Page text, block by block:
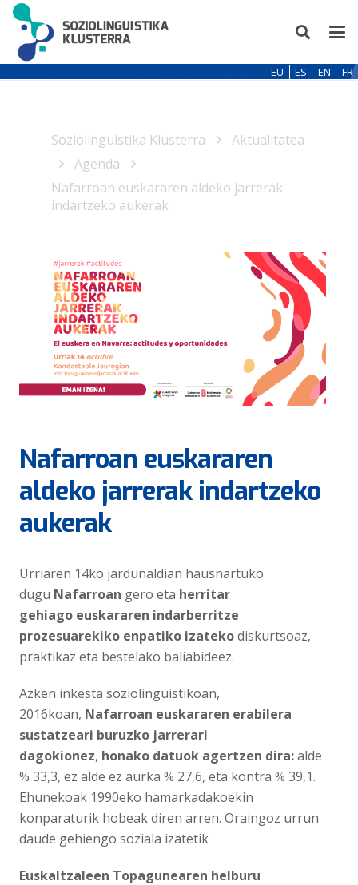
EU ES EN FR
Soziolinguistika Klusterra
Aktualitatea
Agenda
Nafarroan euskararen aldeko jarrerak
indartzeko aukerak
Nafarroan euskararen
aldeko jarrerak indartzeko
aukerak
Urriaren 14ko jardunaldian hausnartuko
dugu Nafarroan gero eta herritar
gehiago euskararen indarberritze
prozesuarekiko enpatiko izatekodiskurtsoaz,
praktikaz eta bestelako baliabideez.
Azken inkesta soziolinguistikoan,
2016koan, Nafarroan euskararen erabilera
sustatzeari buruzko jarrerari
dagokionez, honako datuok agertzen dira:alde
% 33,3, ez alde ez aurka % 27,6, eta kontra % 39,1.
Ehunekoak 1990eko hamarkadakoekin
konparaturik hobeak diren arren. Oraingoz urrun
daude gehiengo soziala izatetik
Euskaltzaleen Topagunearen helburu